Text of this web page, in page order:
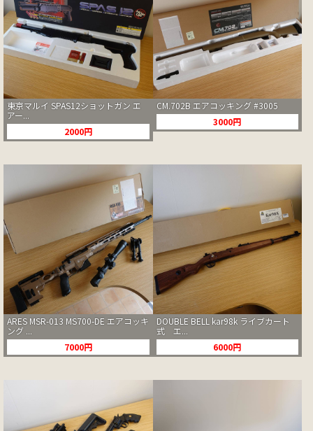
東京マルイ SPAS12ショットガン エ
アー...
2000円
CM.702B エアコッキング #3005
3000円
ARES MSR-013 MS700-DE エアコッキ
ング ...
7000円
DOUBLE BELL kar98k ライブカート
式 エ...
6000円